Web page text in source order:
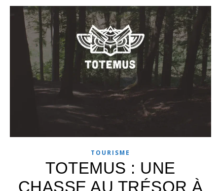
TOURISME
TOTEMUS : UNE
CHASSE AU TRÉSOR À